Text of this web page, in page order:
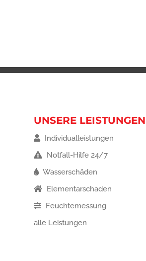
UNSERE LEISTUNGEN
Individualleistungen
Notfall-Hilfe 24/7
Wasserschäden
Elementarschaden
Feuchtemessung
alle Leistungen